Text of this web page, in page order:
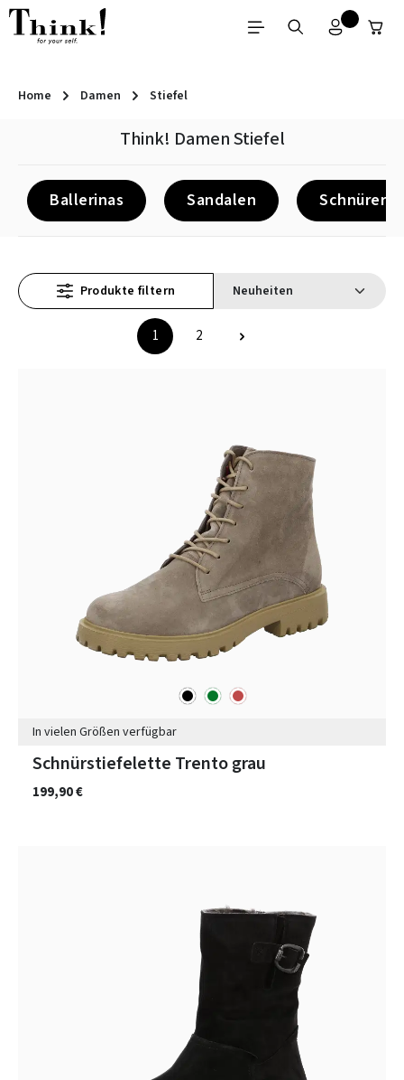
Zum Hauptinhalt springen
Home Damen Stiefel
Think! Damen Stiefel
Ballerinas Sandalen Schnürer
Seite
1 Seite
2
Produkte filtern
schwarz
grün rot
In vielen Größen verfügbar
Schnürstiefelette Trento grau
199,90 €